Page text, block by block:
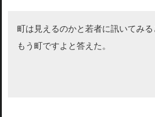
町は見えるのかと若者に訊いてみ
もう町ですよと答えた。